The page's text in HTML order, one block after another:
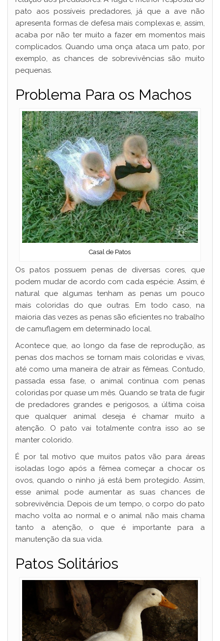
pato aos possíveis predadores, já que a ave não
apresenta formas de defesa mais complexas e, assim,
acaba por não ter muito a fazer em momentos mais
complicados. Quando uma onça ataca um pato, por
exemplo, as chances de sobrevivências são muito
pequenas.
Problema Para os Machos
Casal de Patos
Os patos possuem penas de diversas cores, que
podem mudar de acordo com cada espécie. Assim, é
natural que algumas tenham as penas um pouco
mais coloridas do que outras. Em todo caso, na
maioria das vezes as penas são eficientes no trabalho
de camuflagem em determinado local.
Acontece que, ao longo da fase de reprodução, as
penas dos machos se tornam mais coloridas e vivas,
até como uma maneira de atrair as fêmeas. Contudo,
passada essa fase, o animal continua com penas
coloridas por quase um mês. Quando se trata de fugir
de predadores grandes e perigosos, a última coisa
que qualquer animal deseja é chamar muito a
atenção. O pato vai totalmente contra isso ao se
manter colorido.
É por tal motivo que muitos patos vão para áreas
isoladas logo após a fêmea começar a chocar os
ovos, quando o ninho já está bem protegido. Assim,
esse animal pode aumentar as suas chances de
sobrevivência. Depois de um tempo, o corpo do pato
macho volta ao normal e o animal não mais chama
tanto a atenção, o que é importante para a
manutenção da sua vida.
Patos Solitários